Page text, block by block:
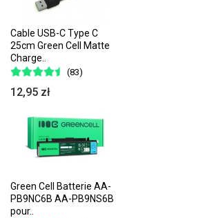
Cable USB-C Type C
25cm Green Cell Matte
Charge..
(83)
12,95 zł
Green Cell Batterie AA-
PB9NC6B AA-PB9NS6B
pour..